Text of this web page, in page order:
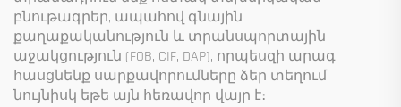
բնութագրեր, ապահով գնային
քաղաքականություն և տրանսպորտային
աջակցություն (FOB, CIF, DAP), որպեսզի արագ
հասցնենք սարքավորումները ձեր տեղում,
նույնիսկ եթե այն հեռավոր վայր է։